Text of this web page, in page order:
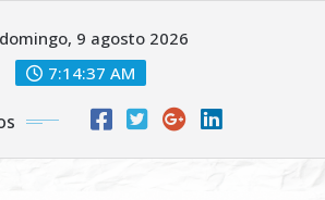
domingo, 9 agosto 2026
7:14:38 AM